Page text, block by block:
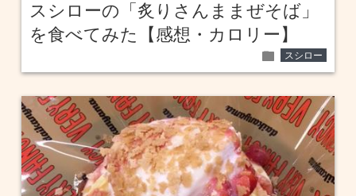
スシローの「炙りさんままぜそば」
を食べてみた【感想・カロリー】
folder スシロー